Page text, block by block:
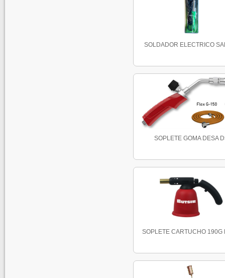
SOLDADOR ELECTRICO
SOPLETE GOMA DESA
SOPLETE CARTUCHO 190G